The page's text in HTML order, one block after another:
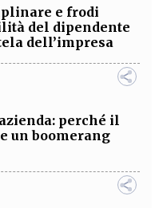
e frodi
del dipendente
dell’impresa
perché il
un boomerang